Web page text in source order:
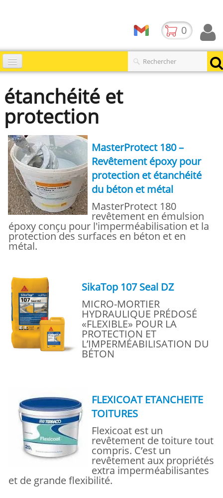
0
Catalogues▼
Produits
Contact
BLOG
étanchéité et
protection
MasterProtect 180 –
Revêtement époxy pour
protection et étanchéité
du béton et métal
MasterProtect 180
revêtement en émulsion
époxy conçu pour l'imperméabilisation et la
protection des surfaces en béton et en
métal.
SikaTop 107 Seal DZ
MICRO-MORTIER
HYDRAULIQUE PRÉDOSÉ
«FLEXIBLE» POUR LA
PROTECTION ET
L’IMPERMÉABILISATION DU
BÉTON
FLEXICOAT ETANCHEITE
TOITURES
Flexicoat est un
revêtement de toiture tout
compris. C’est un
revêtement aux propriétés
extra imperméabilisantes
et de grande flexibilité.